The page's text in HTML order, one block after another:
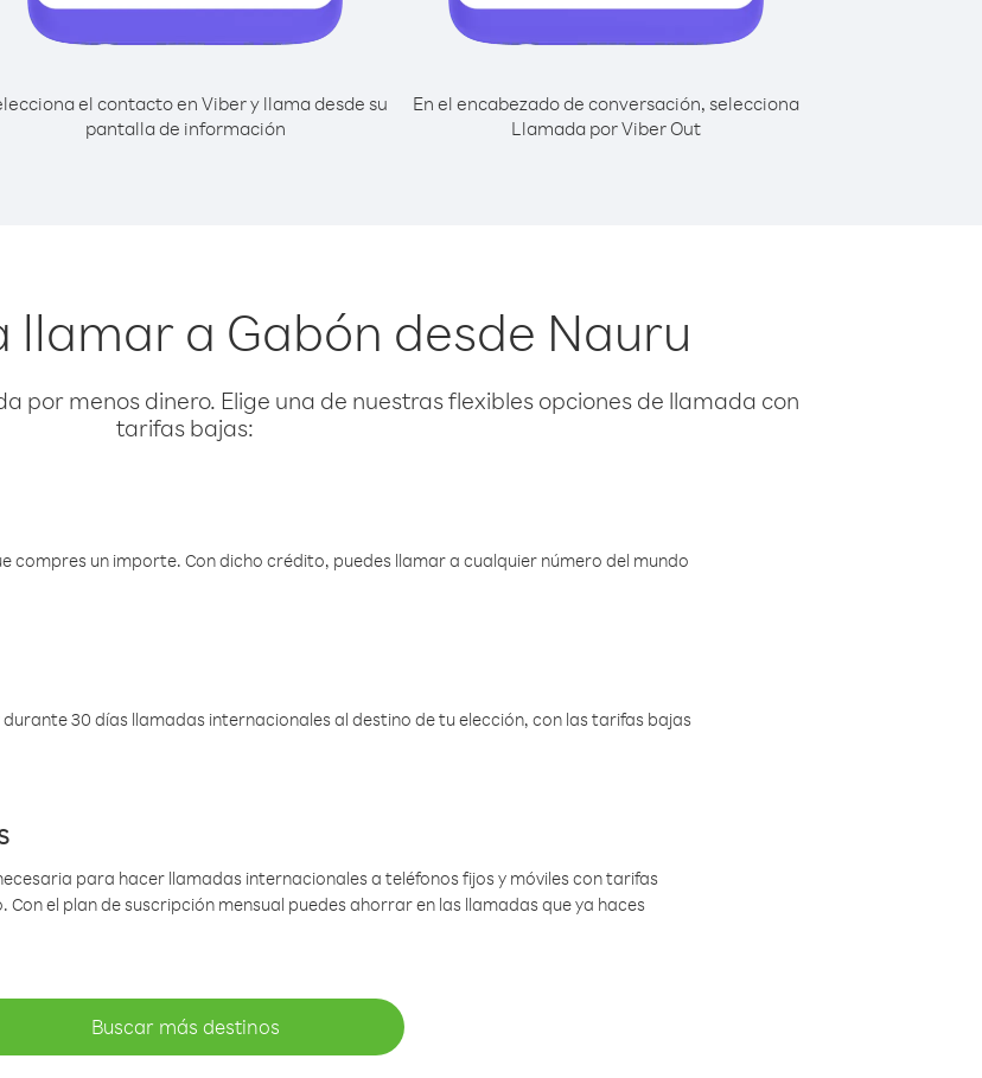
el contacto en Viber y llama desde su
pantalla de información
En el encabezado de conversación, selecciona
Llamada por Viber Out
llamar a Gabón desde Nauru
por menos dinero. Elige una de nuestras flexibles opciones de llamada con
tarifas bajas:
compres un importe. Con dicho crédito, puedes llamar a cualquier número del mundo
30 días llamadas internacionales al destino de tu elección, con las tarifas bajas
para hacer llamadas internacionales a teléfonos fijos y móviles con tarifas
el plan de suscripción mensual puedes ahorrar en las llamadas que ya haces
Buscar más destinos